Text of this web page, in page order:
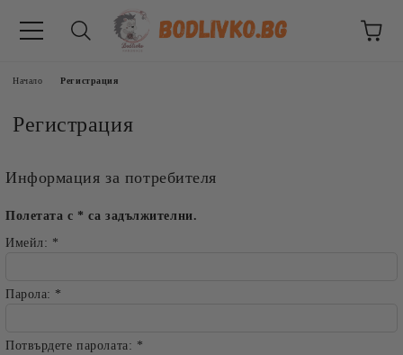
Начало Регистрация
Регистрация
Информация за потребителя
Полетата с * са задължителни.
Имейл: *
Парола: *
Потвърдете паролата: *